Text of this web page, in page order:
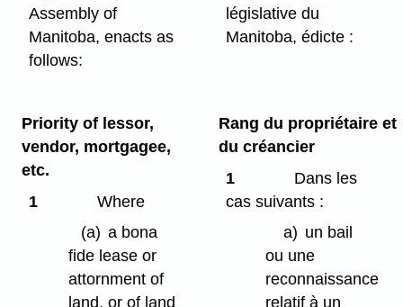
Assembly of
Manitoba, enacts as
follows:
législative du
Manitoba, édicte :
Priority of lessor,
vendor, mortgagee,
etc.
1
Where
(a) a bona
fide lease or
attornment of
land, or of land
Rang du propriétaire et
du créancier
1
Dans les
cas suivants :
a) un bail
ou une
reconnaissance
relatif à un